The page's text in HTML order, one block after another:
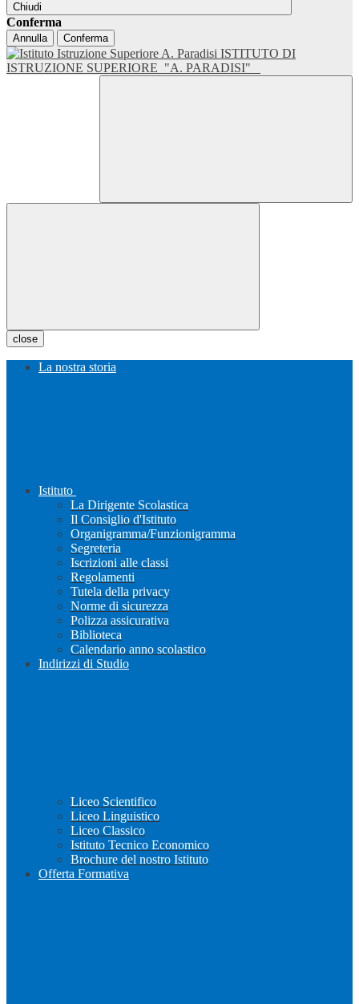
Chiudi
Conferma
Annulla Conferma
ISTITUTO DI
ISTRUZIONE SUPERIORE "A. PARADISI"
close
La nostra storia
Istituto
La Dirigente Scolastica
Il Consiglio d'Istituto
Organigramma/Funzionigramma
Segreteria
Iscrizioni alle classi
Regolamenti
Tutela della privacy
Norme di sicurezza
Polizza assicurativa
Biblioteca
Calendario anno scolastico
Indirizzi di Studio
Liceo Scientifico
Liceo Linguistico
Liceo Classico
Istituto Tecnico Economico
Brochure del nostro Istituto
Offerta Formativa